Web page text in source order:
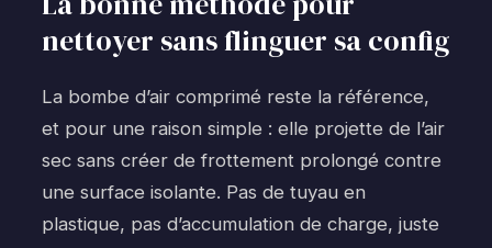
nettoyer sans flinguer sa config
La bombe d’air comprimé reste la référence,
et pour une raison simple : elle projette de l’air
sec sans créer de frottement prolongé contre
une surface isolante. Pas de tuyau en
plastique, pas d’accumulation de charge, juste